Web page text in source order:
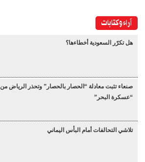
آراء وكتابات
هل تكرّر السعودية أخطاءها؟
صنعاء تثبت معادلة “الحصار بالحصار” وتحذر الرياض من
“عسكرة البحر”
تلاشي التحالفات أمام البأس اليماني